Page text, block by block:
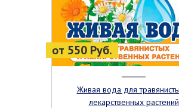
от 550 Руб.
Живая вода для травянистых и
лекарственных растений